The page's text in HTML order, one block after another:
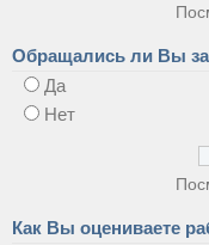
Обращались ли Вы
Да
Нет
Как Вы оцениваете